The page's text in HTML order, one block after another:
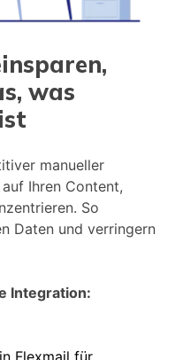
was
manueller
Ihren Content,
So
Daten und verringern
Integration: